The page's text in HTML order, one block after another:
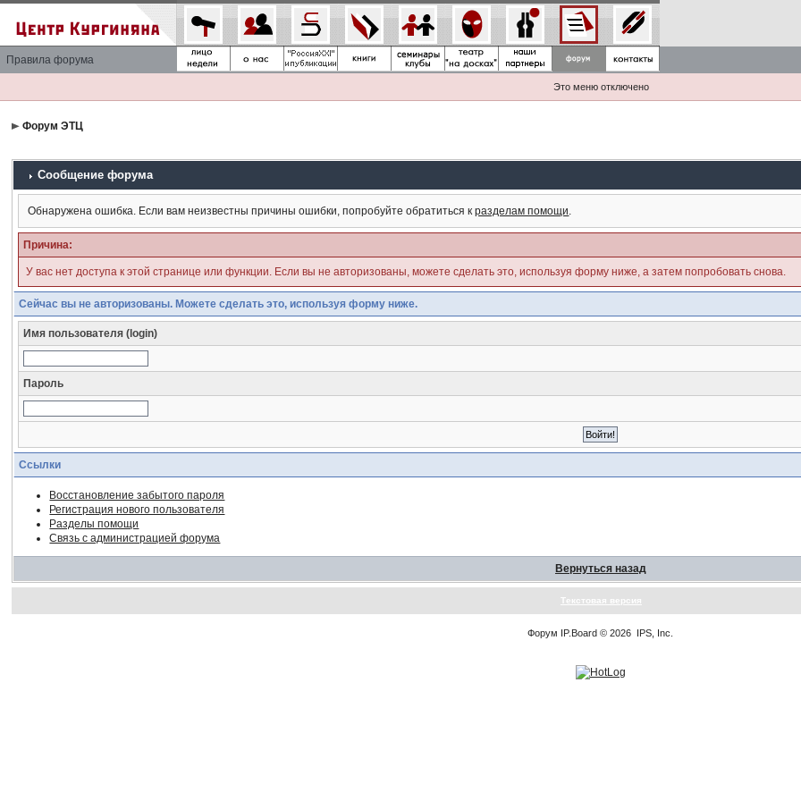
Правила форума
Это меню отключено
Форум ЭТЦ
Сообщение форума
Обнаружена ошибка. Если вам неизвестны причины ошибки, попробуйте обратиться кразделам помощи.
Причина:
У вас нет доступа к этой странице или функции. Если вы не авторизованы, можете сделать это, используя форму ниже, а затем попробовать снова.
Сейчас вы не авторизованы. Можете сделать это, используя форму ниже.
Имя пользователя (login)
Пароль
Ссылки
Восстановление забытого пароля
Регистрация нового пользователя
Разделы помощи
Связь с администрацией форума
Вернуться назад
Текстовая версия
Форум IP.Board © 2026 IPS, Inc